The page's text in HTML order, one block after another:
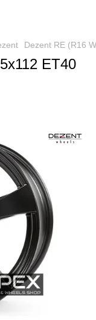
Dezent RE (R16
ET40